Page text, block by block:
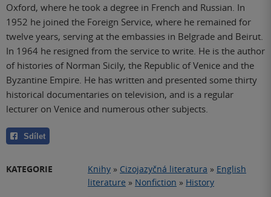
Oxford, where he took a degree in French and Russian. In
1952 he joined the Foreign Service, where he remained for
twelve years, serving at the embassies in Belgrade and Beirut.
In 1964 he resigned from the service to write. He is the author
of histories of Norman Sicily, the Republic of Venice and the
Byzantine Empire. He has written and presented some thirty
historical documentaries on television, and is a regular
lecturer on Venice and numerous other subjects.
Sdílet
KATEGORIE Knihy » Cizojazyčná literatura » English
literature » Nonfiction » History